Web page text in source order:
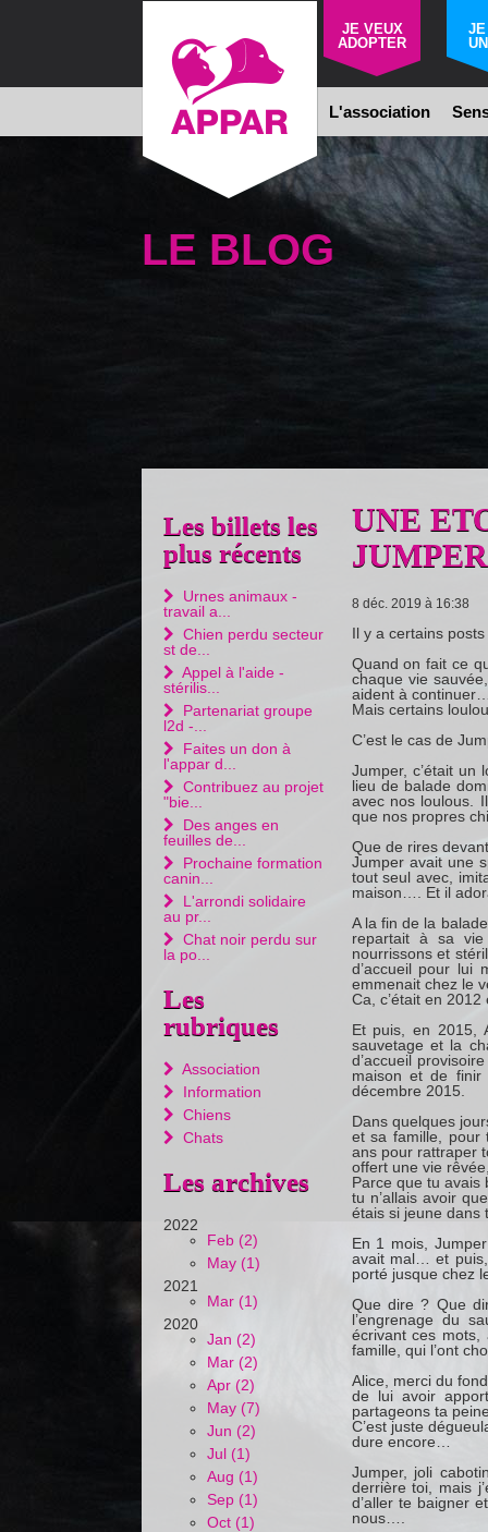
JE VEUX
ADOPTER
JE
L'association
LE BLOG
Les billets les
plus récents
Urnes animaux -
travail a...
Chien perdu secteur
st de...
Appel à l'aide -
stérilis...
Partenariat groupe
l2d -...
Faites un don à
l'appar d...
Contribuez au projet
"bie...
Des anges en
feuilles de...
Prochaine formation
canin...
L'arrondi solidaire
au pr...
Chat noir perdu sur
la po...
Les
rubriques
Association
Information
Chiens
Chats
Les archives
2022
Feb (2)
May (1)
2021
Mar (1)
2020
Jan (2)
Mar (2)
Apr (2)
May (7)
Jun (2)
Jul (1)
Aug (1)
Sep (1)
Oct (1)
UNE
8 déc. 2019 à 16:38
Il y a certains
Quand on fait ce
chaque vie
aident à
Mais certains
C’est le cas de
Jumper, c’était
lieu de balade
avec nos loulous.
que nos propres
Que de rires
Jumper avait une
tout seul avec,
maison…. Et il
A la fin de la
repartait à sa
nourrissons et
d’accueil pour
emmenait chez le
Ca, c’était en
Et puis, en 2015,
sauvetage et la
d’accueil
maison et de
décembre 2015.
Dans quelques
et sa famille, pour
ans pour rattraper
offert une vie
Parce que tu avais
tu n’allais avoir
étais si jeune
En 1 mois,
avait mal… et puis,
porté jusque chez
Que dire ? Que
l’engrenage du
écrivant ces mots,
famille, qui l’ont
Alice, merci du
de lui avoir
partageons ta
C’est juste
dure encore…
Jumper, joli
derrière toi, mais
d’aller te baigner
nous….